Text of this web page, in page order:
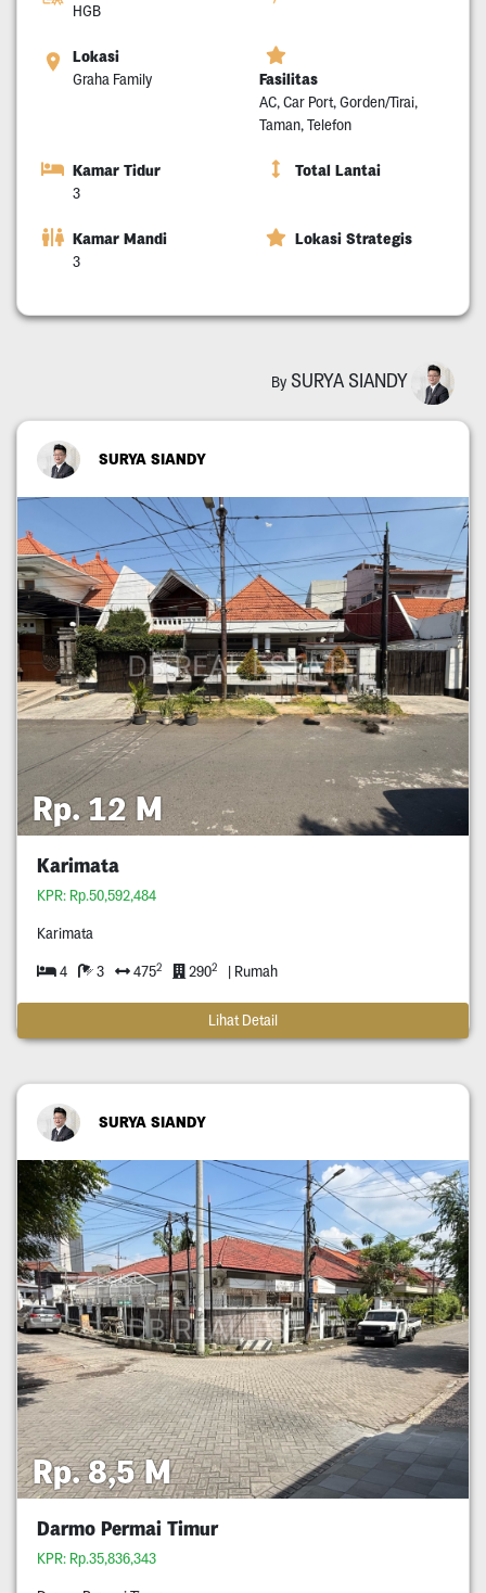
HGB
Lokasi
Graha Family Fasilitas
AC, Car Port, Gorden/Tirai,
Taman, Telefon
Kamar Tidur
3
Total Lantai
Kamar Mandi
3
Lokasi Strategis
By SURYA SIANDY
SURYA SIANDY
Rp. 12 M
Karimata
KPR: Rp.50,592,484
Karimata
4 3 4752 2902 | Rumah
Lihat Detail
SURYA SIANDY
Rp. 8,5 M
Darmo Permai Timur
KPR: Rp.35,836,343